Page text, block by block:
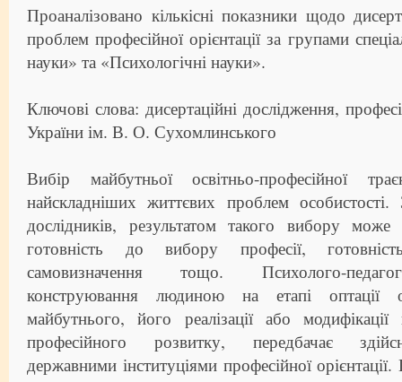
Проаналізовано кількісні показники щодо
проблем професійної орієнтації за групами
науки» та «Психологічні науки».
Ключові слова: дисертаційні дослідження,
України ім. В. О. Сухомлинського
Вибір майбутньої освітньо-професійної
найскладніших життєвих проблем
дослідників, результатом такого вибору може
готовність до вибору професії,
самовизначення тощо. Психолого-
конструювання людиною на етапі оптації
майбутнього, його реалізації або
професійного розвитку, передбачає
державними інституціями професійної